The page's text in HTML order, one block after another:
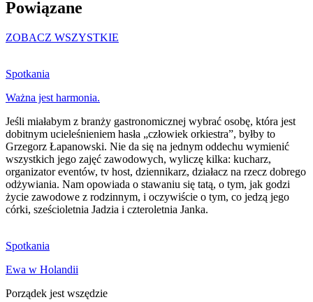
Powiązane
ZOBACZ WSZYSTKIE
Spotkania
Ważna jest harmonia.
Jeśli miałabym z branży gastronomicznej wybrać osobę, która jest
dobitnym ucieleśnieniem hasła „człowiek orkiestra”, byłby to
Grzegorz Łapanowski. Nie da się na jednym oddechu wymienić
wszystkich jego zajęć zawodowych, wyliczę kilka: kucharz,
organizator eventów, tv host, dziennikarz, działacz na rzecz dobrego
odżywiania. Nam opowiada o stawaniu się tatą, o tym, jak godzi
życie zawodowe z rodzinnym, i oczywiście o tym, co jedzą jego
córki, sześcioletnia Jadzia i czteroletnia Janka.
Spotkania
Ewa w Holandii
Porządek jest wszędzie